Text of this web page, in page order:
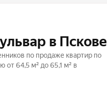
в Пскове
по продаже квартир по
64,5 м² до 65,1 м² в